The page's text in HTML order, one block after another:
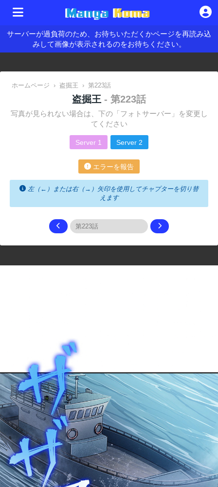
サーバーが過負荷のため、お待ちいただくかページを再読み込
みして画像が表示されるのをお待ちください。
ホームページ › 盗掘王 › 第223話
盗掘王 - 第223話
写真が見られない場合は、下の「フォトサーバー」を変更し
てください
Server 1 Server 2
エラーを報告
左（←）または右（→）矢印を使用してチャプターを切り替
えます